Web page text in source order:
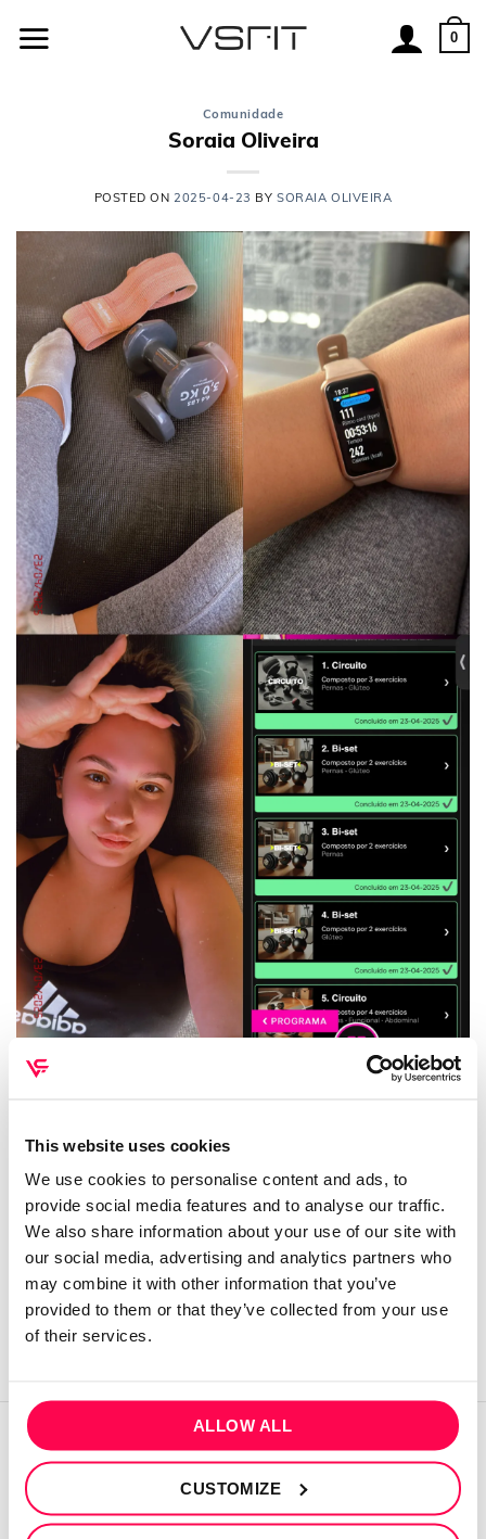
This website uses cookies
We use cookies to personalise content and ads, to
provide social media features and to analyse our traffic.
We also share information about your use of our site with
our social media, advertising and analytics partners who
may combine it with other information that you’ve
provided to them or that they’ve collected from your use
of their services.
ALLOW ALL
CUSTOMIZE
0
Comunidade
Soraia Oliveira
POSTED ON 2025-04-23 BYSORAIA OLIVEIRA
Comecei esta semana no projeto e este foi o meu
voltar 🏋️‍♀️
CONTINUE READING→
Posted inComunidade 2
QUEM SOMOS